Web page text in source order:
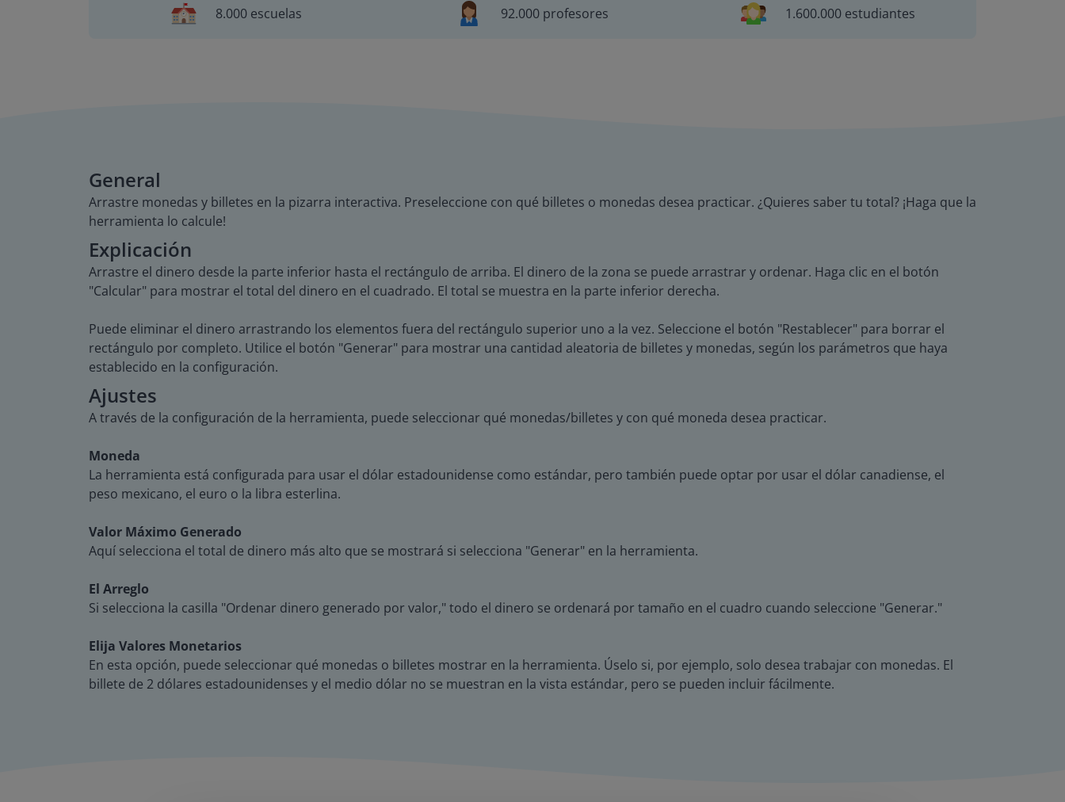
8.000 escuelas 92.000 profesores 1.600.000 estudiantes
General
Arrastre monedas y billetes en la pizarra interactiva. Preseleccione con qué billetes o monedas desea practicar. ¿Quieres saber tu total? ¡Haga que la
herramienta lo calcule!
Explicación
Arrastre el dinero desde la parte inferior hasta el rectángulo de arriba. El dinero de la zona se puede arrastrar y ordenar. Haga clic en el botón
"Calcular" para mostrar el total del dinero en el cuadrado. El total se muestra en la parte inferior derecha.
Puede eliminar el dinero arrastrando los elementos fuera del rectángulo superior uno a la vez. Seleccione el botón "Restablecer" para borrar el
rectángulo por completo. Utilice el botón "Generar" para mostrar una cantidad aleatoria de billetes y monedas, según los parámetros que haya
establecido en la configuración.
Ajustes
A través de la configuración de la herramienta, puede seleccionar qué monedas/billetes y con qué moneda desea practicar.
Moneda
La herramienta está configurada para usar el dólar estadounidense como estándar, pero también puede optar por usar el dólar canadiense, el
peso mexicano, el euro o la libra esterlina.
Valor Máximo Generado
Aquí selecciona el total de dinero más alto que se mostrará si selecciona "Generar" en la herramienta.
El Arreglo
Si selecciona la casilla "Ordenar dinero generado por valor," todo el dinero se ordenará por tamaño en el cuadro cuando seleccione "Generar."
Elija Valores Monetarios
En esta opción, puede seleccionar qué monedas o billetes mostrar en la herramienta. Úselo si, por ejemplo, solo desea trabajar con monedas. El
billete de 2 dólares estadounidenses y el medio dólar no se muestran en la vista estándar, pero se pueden incluir fácilmente.